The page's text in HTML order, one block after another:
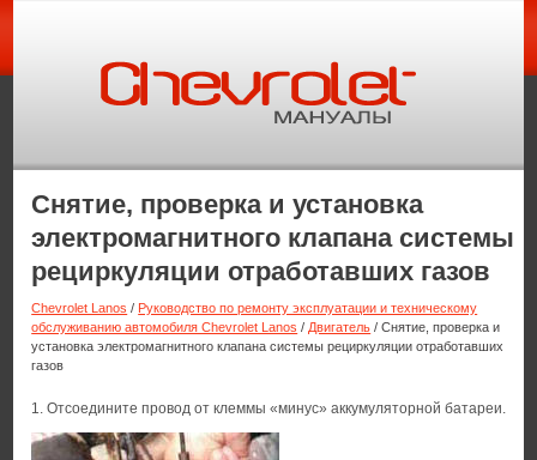
Снятие, проверка и установка
электромагнитного клапана системы
рециркуляции отработавших газов
Chevrolet Lanos / Руководство по ремонту эксплуатации и техническому
обслуживанию автомобиля Chevrolet Lanos / Двигатель / Снятие, проверка и
установка электромагнитного клапана системы рециркуляции отработавших
газов
1. Отсоедините провод от клеммы «минус» аккумуляторной батареи.